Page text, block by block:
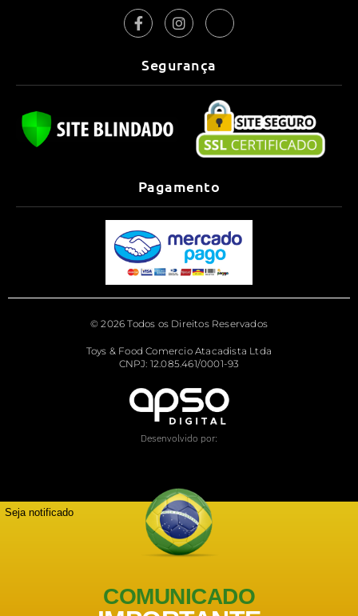
Segurança
Pagamento
© 2026 Todos os Direitos Reservados
Toys & Food Comercio Atacadista Ltda
CNPJ: 12.085.461/0001-93
Desenvolvido por:
Seja notificado
COMUNICADO